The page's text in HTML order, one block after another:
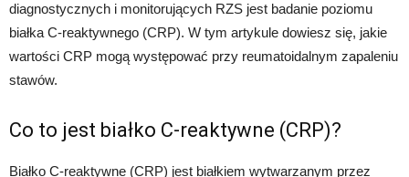
diagnostycznych i monitorujących RZS jest badanie poziomu
białka C-reaktywnego (CRP). W tym artykule dowiesz się, jakie
wartości CRP mogą występować przy reumatoidalnym zapaleniu
stawów.
Co to jest białko C-reaktywne (CRP)?
Białko C-reaktywne (CRP) jest białkiem wytwarzanym przez